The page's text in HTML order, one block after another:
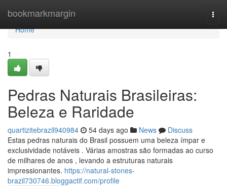
bookmarkmargin
Home
Home
1
Pedras Naturais Brasileiras:
Beleza e Raridade
quartizitebrazil940984 54 days ago News
Discuss
Estas pedras naturais do Brasil possuem uma beleza ímpar e
exclusividade notáveis . Várias amostras são formadas ao curso
de milhares de anos , levando a estruturas naturais
impressionantes. https://natural-stones-
brazil730746.bloggactif.com/profile